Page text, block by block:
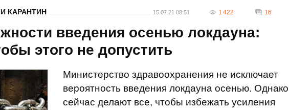
КАРАНТИН 15.07.21 08:51 1 422 16
введения осенью локдауна:
этого не допустить
Министерство здравоохранения не исключает
вероятность введения локдауна осенью. Однако
сейчас делают все, чтобы избежать усиления